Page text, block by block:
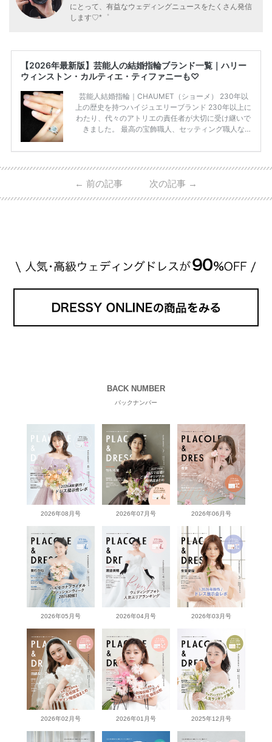
にとって、有益なウェディングニュースをたくさん発信
します♡*゜
【2026年最新版】芸能人の結婚指輪ブランド一覧｜ハリー
ウィンストン・カルティエ・ティファニーも♡
芸能人結婚指輪｜CHAUMET（ショーメ） 230年以
上の歴史を持つハイジュエリーブランド 230年以上に
わたり、代々のアトリエの責任者が大切に受け継いで
きました。 最高の宝飾職人、セッティング職人な
高品質の宝石を扱っています。 至高のデザインと品
ん・魔裟斗さんの婚約指輪 魔裟斗さんが矢沢さんに
贈られた指輪は1カラットのものです。 ショーメの価
← 前の記事 次の記事 →
BACK NUMBER
バックナンバー
2026年08月号 2026年07月号 2026年06月号
2026年05月号 2026年04月号 2026年03月号
2026年02月号 2026年01月号 2025年12月号